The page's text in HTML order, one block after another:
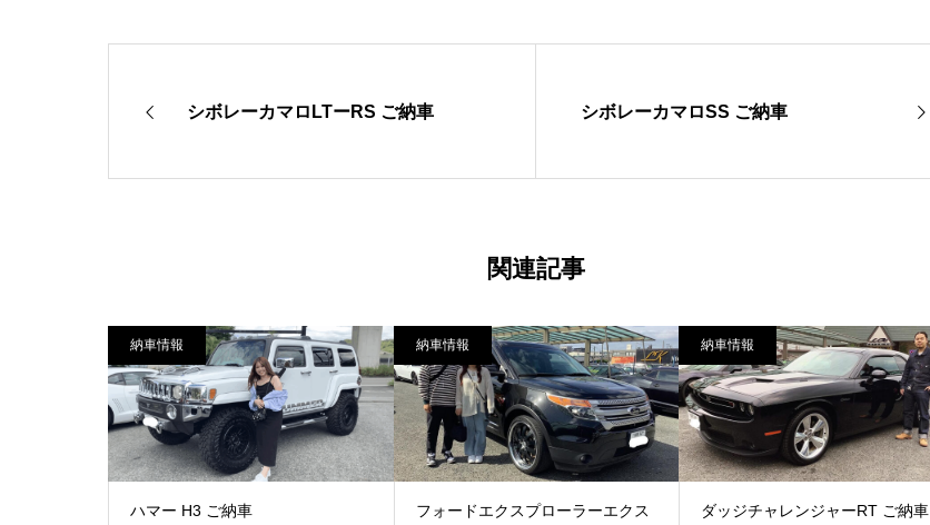
シボレーカマロLTーRS ご納車 シボレーカマロSS ご納車
関連記事
納車情報
ハマー H3 ご納車
納車情報
フォードエクスプローラーエクス
納車情報
ダッジチャレンジャーRT ご納車